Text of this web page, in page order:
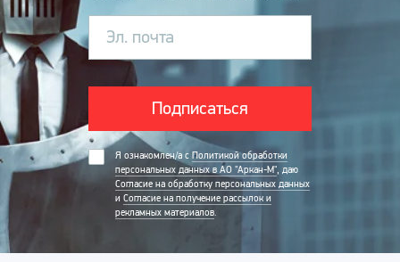
Эл. почта
Подписаться
Я ознакомлен/а с Политикой обработки
персональных данных в АО "Аркан-М", даю
Согласие на обработку персональных данных
и Согласие на получение рассылок и
рекламных материалов.